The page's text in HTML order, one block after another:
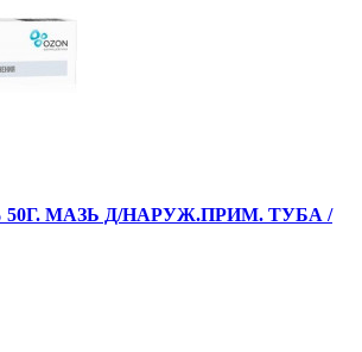
50Г. МАЗЬ Д/НАРУЖ.ПРИМ. ТУБА /